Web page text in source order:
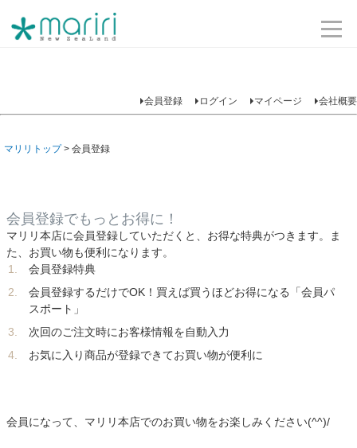
会員登録 ログイン マイページ 会社概要
マリリトップ 会員登録
会員登録でもっとお得に！
マリリ本店に会員登録していただくと、お得な特典がつきます。ま
た、お買い物も便利になります。
会員登録特典
会員登録するだけでOK！買えば買うほどお得になる「会員パ
スポート」
次回のご注文時にお客様情報を自動入力
お気に入り商品が登録できてお買い物が便利に
会員になって、マリリ本店でのお買い物をお楽しみください(^^)/